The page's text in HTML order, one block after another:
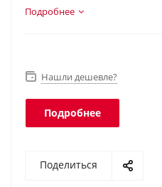
1500кг. Корпус
Подробнее
Нашли дешевле?
Подробнее
Поделиться